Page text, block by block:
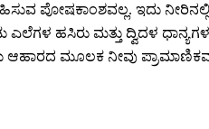
ಪೋಷಕಾಂಶವಲ್ಲ. ಇದು
ಹಸಿರು ಮತ್ತು ದ್ವಿದಳ
ಆಹಾರದ ಮೂಲಕ ನೀವು